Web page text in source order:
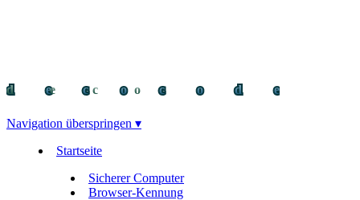
decocode
decocode
deco
Navigation überspringen ▾
Startseite
Sicherer Computer
Browser-Kennung